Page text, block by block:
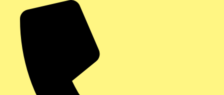
contenu